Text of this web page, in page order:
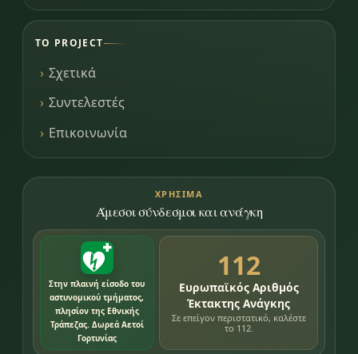
ΤΟ PROJECT
Σχετικά
Συντελεστές
Επικοινωνία
ΧΡΉΣΙΜΑ
Άμεσοι σύνδεσμοι και ανάγκη
Στην πλαινή είσοδο του
αστυνομικού τμήματος,
πλησίον της Εθνικής
Τράπεζας. Δωρεά Αετοί
Γορτυνίας
112
Ευρωπαϊκός Αριθμός
Έκτακτης Ανάγκης
Σε επείγον περιστατικό, καλέστε
το 112.